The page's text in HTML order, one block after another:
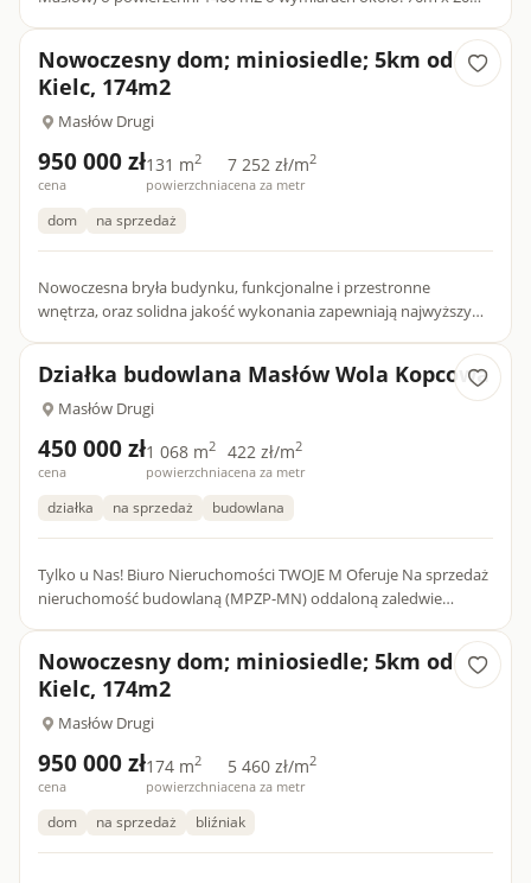
Nowoczesny dom; miniosiedle; 5km od
Kielc, 174m2
Masłów Drugi
950 000 zł
cena
131 m2
powierzchnia
7 252 zł/m2
cena za metr
dom na sprzedaż
Nowoczesna bryła budynku, funkcjonalne i przestronne
wnętrza, oraz solidna jakość wykonania zapewniają najwyższy
Działka budowlana Masłów Wola Kopcowa
Masłów Drugi
450 000 zł
cena
1 068 m2
powierzchnia
422 zł/m2
cena za metr
działka na sprzedaż budowlana
Tylko u Nas! Biuro Nieruchomości TWOJE M Oferuje Na sprzedaż
nieruchomość budowlaną (MPZP-MN) oddaloną zaledwie
Nowoczesny dom; miniosiedle; 5km od
Kielc, 174m2
Masłów Drugi
950 000 zł
cena
174 m2
powierzchnia
5 460 zł/m2
cena za metr
dom na sprzedaż bliźniak